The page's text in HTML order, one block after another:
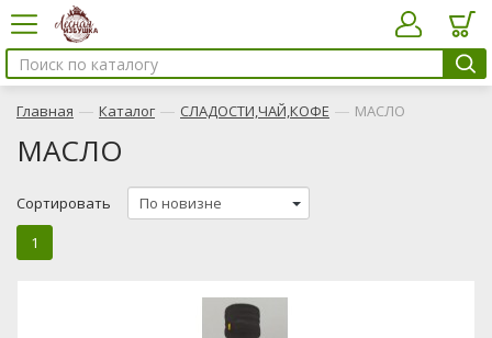
Главная — Каталог — СЛАДОСТИ,ЧАЙ,КОФЕ — МАСЛО
МАСЛО
1
Сортировать